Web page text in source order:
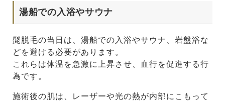
湯船での入浴やサウナ
髭脱毛の当日は、湯船での入浴やサウナ、岩盤浴な
どを避ける必要があります。
これらは体温を急激に上昇させ、血行を促進する行
為です。
施術後の肌は、レーザーや光の熱が内部にこもって